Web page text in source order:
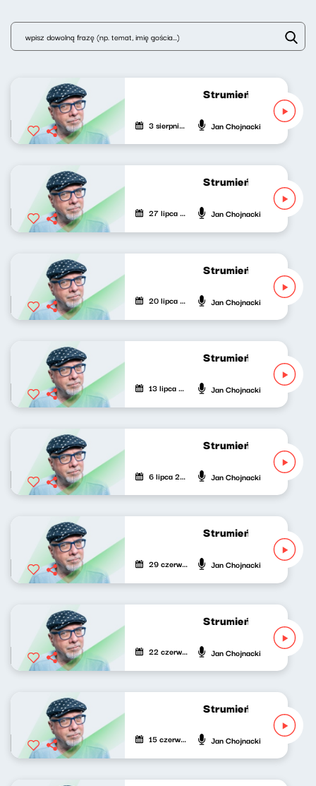
Strumień zdumień 313
3 sierpnia 2026 Jan Chojnacki
Strumień zdumień 312
27 lipca 2026 Jan Chojnacki
Strumień zdumień 311
20 lipca 2026 Jan Chojnacki
Strumień zdumień 310
13 lipca 2026 Jan Chojnacki
Strumień zdumień 309
6 lipca 2026 Jan Chojnacki
Strumień zdumień 308
29 czerwca 2026 Jan Chojnacki
Strumień zdumień 307
22 czerwca 2026 Jan Chojnacki
Strumień zdumień 306
15 czerwca 2026 Jan Chojnacki